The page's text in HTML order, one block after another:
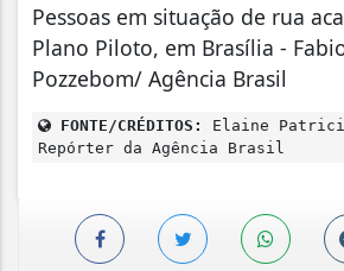
Pessoas em situação de rua
Plano Piloto, em Brasília -
Pozzebom/ Agência Brasil
FONTE/CRÉDITOS:
Elaine
Repórter da Agência Brasil